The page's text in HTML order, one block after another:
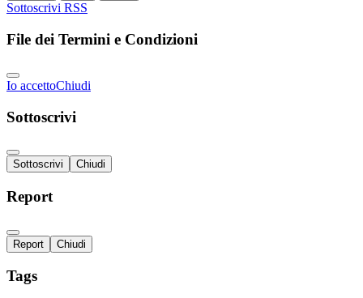
Sottoscrivi RSS
File dei Termini e Condizioni
Io accettoChiudi
Sottoscrivi
Sottoscrivi Chiudi
Report
Report Chiudi
Tags